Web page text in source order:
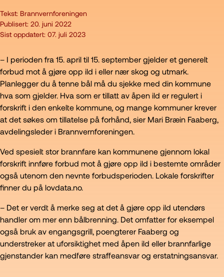
Tekst: Brannvernforeningen
Publisert: 20. juni 2022
Sist oppdatert: 07. juli 2023
– I perioden fra 15. april til 15. september gjelder et generelt
forbud mot å gjøre opp ild i eller nær skog og utmark.
Planlegger du å tenne bål må du sjekke med din kommune
hva som gjelder. Hva som er tillatt av åpen ild er regulert i
forskrift i den enkelte kommune, og mange kommuner krever
at det søkes om tillatelse på forhånd, sier Mari Bræin Faaberg,
avdelingsleder i Brannvernforeningen.
Ved spesielt stor brannfare kan kommunene gjennom lokal
forskrift innføre forbud mot å gjøre opp ild i bestemte områder
også utenom den nevnte forbudsperioden. Lokale forskrifter
finner du på lovdata.no.
– Det er verdt å merke seg at det å gjøre opp ild utendørs
handler om mer enn bålbrenning. Det omfatter for eksempel
også bruk av engangsgrill, poengterer Faaberg og
understreker at uforsiktighet med åpen ild eller brannfarlige
gjenstander kan medføre straffeansvar og erstatningsansvar.